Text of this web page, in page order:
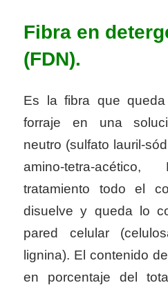
Fibra en
(FDN).
Es la fibra que
forraje en una
neutro (sulfato lauril-
amino-tetra-
tratamiento todo el
disuelve y queda lo
pared celular
lignina). El contenido
en porcentaje del